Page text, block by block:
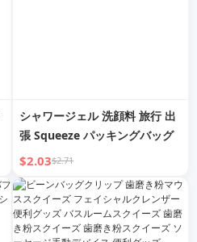
シャワージェル 洗顔料 旅行 出
張 Squeeze パッキングバッグ
$2.03$2.71